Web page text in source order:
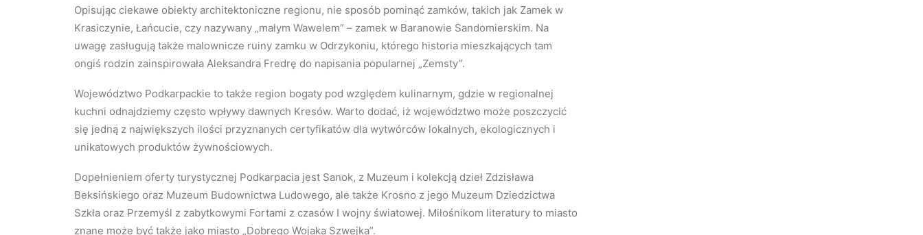
Opisując ciekawe obiekty architektoniczne regionu, nie sposób pominąć zamków, takich jak Zamek w
Krasiczynie, Łańcucie, czy nazywany „małym Wawelem” – zamek w Baranowie Sandomierskim. Na
uwagę zasługują także malownicze ruiny zamku w Odrzykoniu, którego historia mieszkających tam
ongiś rodzin zainspirowała Aleksandra Fredrę do napisania popularnej „Zemsty”.
Województwo Podkarpackie to także region bogaty pod względem kulinarnym, gdzie w regionalnej
kuchni odnajdziemy często wpływy dawnych Kresów. Warto dodać, iż województwo może poszczycić
się jedną z największych ilości przyznanych certyfikatów dla wytwórców lokalnych, ekologicznych i
unikatowych produktów żywnościowych.
Dopełnieniem oferty turystycznej Podkarpacia jest Sanok, z Muzeum i kolekcją dzieł Zdzisława
Beksińskiego oraz Muzeum Budownictwa Ludowego, ale także Krosno z jego Muzeum Dziedzictwa
Szkła oraz Przemyśl z zabytkowymi Fortami z czasów I wojny światowej. Miłośnikom literatury to miasto
znane może być także jako miasto „Dobrego Wojaka Szwejka”.